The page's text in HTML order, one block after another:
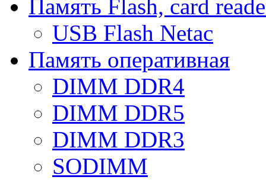
Память Flash, card
USB Flash Netac
Память оперативная
DIMM DDR4
DIMM DDR5
DIMM DDR3
SODIMM